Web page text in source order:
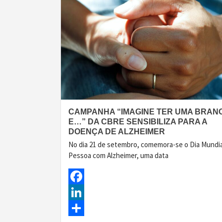
CAMPANHA “IMAGINE TER UMA
E…” DA CBRE SENSIBILIZA PARA A
DOENÇA DE ALZHEIMER
No dia 21 de setembro, comemora-se o Dia
Pessoa com Alzheimer, uma data
Facebook
LinkedIn